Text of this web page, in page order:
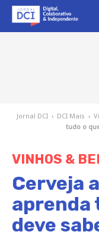
Jornal DCI › DCI Mais ›
tudo o
VINHOS &
Cerveja
aprenda
deve